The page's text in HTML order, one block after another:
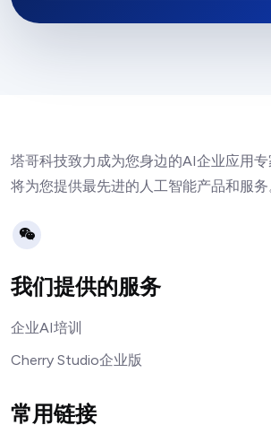
塔哥科技致力成为您身边的AI企业应用
将为您提供最先进的人工智能产品和服务
我们提供的服务
企业AI培训
Cherry Studio企业版
常用链接